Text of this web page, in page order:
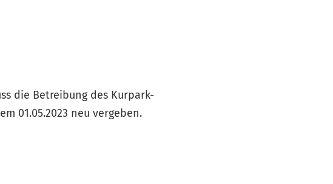
die Betreibung des Kurpark-
01.05.2023 neu vergeben.